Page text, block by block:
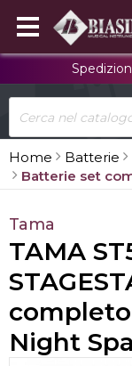
Home Batterie
Batterie set
Tama
TAMA
Night